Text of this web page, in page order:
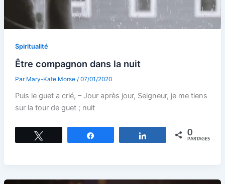
Spiritualité
Être compagnon dans la nuit
Par Mary-Kate Morse / 07/01/2020
Puis le guet a crié, – Jour après jour, Seigneur, je me tiens
sur la tour de guet ; nuit
Partagez 0
PARTAGES